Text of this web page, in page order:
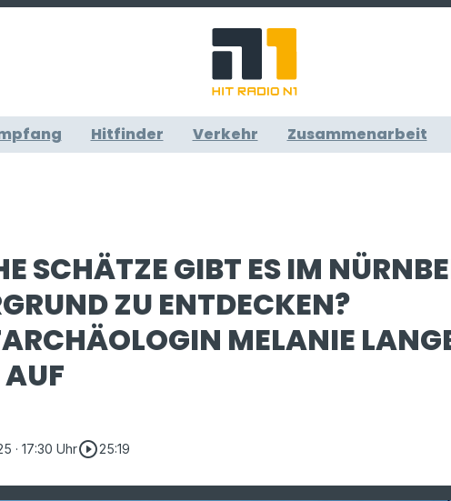
Hitfinder Verkehr Zusammenarbeit
SCHÄTZE GIBT ES IM
ZU ENTDECKEN?
MELANIE
· 17:30 Uhrplay_circle_outline25:19